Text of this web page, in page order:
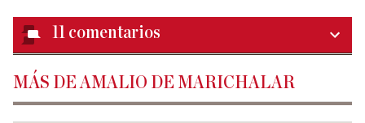
11 comentarios
MÁS DE AMALIO DE MARICHALAR